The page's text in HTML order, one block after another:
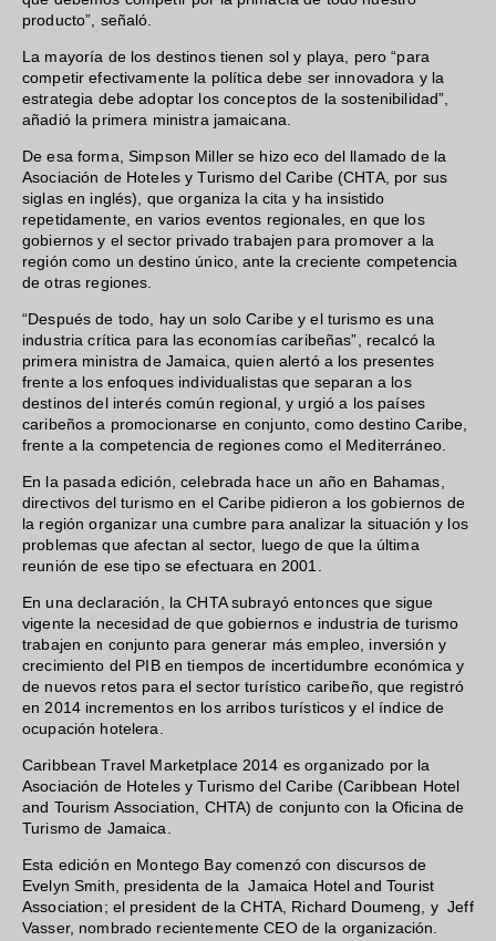
producto”, señaló.
La mayoría de los destinos tienen sol y playa, pero “para
competir efectivamente la política debe ser innovadora y la
estrategia debe adoptar los conceptos de la sostenibilidad”,
añadió la primera ministra jamaicana.
De esa forma, Simpson Miller se hizo eco del llamado de la
Asociación de Hoteles y Turismo del Caribe (CHTA, por sus
siglas en inglés), que organiza la cita y ha insistido
repetidamente, en varios eventos regionales, en que los
gobiernos y el sector privado trabajen para promover a la
región como un destino único, ante la creciente competencia
de otras regiones.
“Después de todo, hay un solo Caribe y el turismo es una
industria crítica para las economías caribeñas”, recalcó la
primera ministra de Jamaica, quien alertó a los presentes
frente a los enfoques individualistas que separan a los
destinos del interés común regional, y urgió a los países
caribeños a promocionarse en conjunto, como destino Caribe,
frente a la competencia de regiones como el Mediterráneo.
En la pasada edición, celebrada hace un año en Bahamas,
directivos del turismo en el Caribe pidieron a los gobiernos de
la región organizar una cumbre para analizar la situación y los
problemas que afectan al sector, luego de que la última
reunión de ese tipo se efectuara en 2001.
En una declaración, la CHTA subrayó entonces que sigue
vigente la necesidad de que gobiernos e industria de turismo
trabajen en conjunto para generar más empleo, inversión y
crecimiento del PIB en tiempos de incertidumbre económica y
de nuevos retos para el sector turístico caribeño, que registró
en 2014 incrementos en los arribos turísticos y el índice de
ocupación hotelera.
Caribbean Travel Marketplace 2014 es organizado por la
Asociación de Hoteles y Turismo del Caribe (Caribbean Hotel
and Tourism Association, CHTA) de conjunto con la Oficina de
Turismo de Jamaica.
Esta edición en Montego Bay comenzó con discursos de
Evelyn Smith, presidenta de la Jamaica Hotel and Tourist
Association; el president de la CHTA, Richard Doumeng, y Jeff
Vasser, nombrado recientemente CEO de la organización.